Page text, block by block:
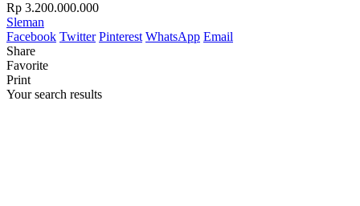
Rp 3.200.000.000
Sleman
Facebook Twitter Pinterest WhatsApp Email
Share
Favorite
Print
Your search results